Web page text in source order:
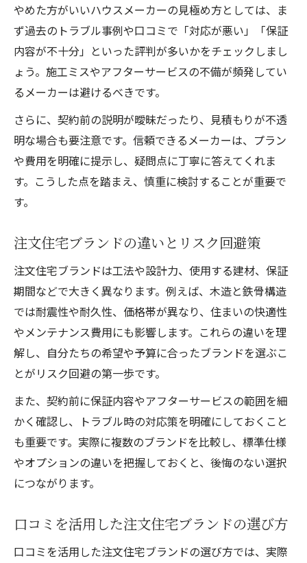
やめた方がいいハウスメーカーの見極め方としては、ま
ず過去のトラブル事例や口コミで「対応が悪い」「保証
内容が不十分」といった評判が多いかをチェックしまし
ょう。施工ミスやアフターサービスの不備が頻発してい
るメーカーは避けるべきです。
さらに、契約前の説明が曖昧だったり、見積もりが不透
明な場合も要注意です。信頼できるメーカーは、プラン
や費用を明確に提示し、疑問点に丁寧に答えてくれま
す。こうした点を踏まえ、慎重に検討することが重要で
す。
注文住宅ブランドの違いとリスク回避策
注文住宅ブランドは工法や設計力、使用する建材、保証
期間などで大きく異なります。例えば、木造と鉄骨構造
では耐震性や耐久性、価格帯が異なり、住まいの快適性
やメンテナンス費用にも影響します。これらの違いを理
解し、自分たちの希望や予算に合ったブランドを選ぶこ
とがリスク回避の第一歩です。
また、契約前に保証内容やアフターサービスの範囲を細
かく確認し、トラブル時の対応策を明確にしておくこと
も重要です。実際に複数のブランドを比較し、標準仕様
やオプションの違いを把握しておくと、後悔のない選択
につながります。
口コミを活用した注文住宅ブランドの選び方
口コミを活用した注文住宅ブランドの選び方では、実際